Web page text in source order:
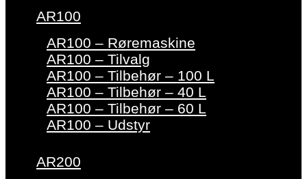
AR100
AR100 – Røremaskine
AR100 – Tilvalg
AR100 – Tilbehør – 100 L
AR100 – Tilbehør – 40 L
AR100 – Tilbehør – 60 L
AR100 – Udstyr
AR200